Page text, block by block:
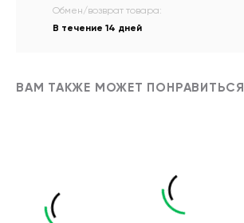
Обмен/возврат товара:
В течение 14 дней
ВАМ ТАКЖЕ МОЖЕТ ПОНРАВИТЬСЯ